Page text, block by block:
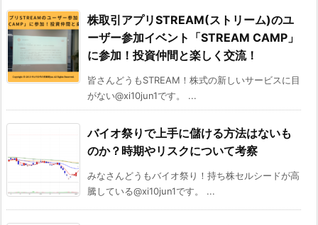
株取引アプリSTREAM(ストリーム)のユ
ーザー参加イベント「STREAM CAMP」
に参加！投資仲間と楽しく交流！
皆さんどうもSTREAM！株式の新しいサービスに目
がない@xi10jun1です。 ...
バイオ祭りで上手に儲ける方法はないも
のか？時期やリスクについて考察
みなさんどうもバイオ祭り！持ち株セルシードが高
騰している@xi10jun1です。 ...